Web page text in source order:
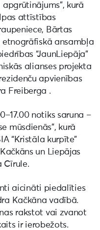
kurā
attīstības
Bārtas
ansambļa
“JaunLiepāja”
alianses projekta
apvienības
Freiberga .
notiks saruna –
mūsdienās”, kurā
“Kristāla kurpīte”
un Liepājas
Cīrule.
aicināti piedalīties
Kačkāna vadībā.
rakstot vai zvanot
ir ierobežots.